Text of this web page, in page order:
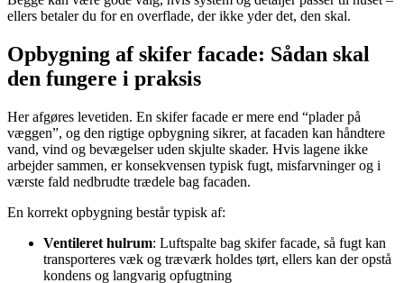
ellers betaler du for en overflade, der ikke yder det, den skal.
Opbygning af skifer facade: Sådan skal
den fungere i praksis
Her afgøres levetiden. En skifer facade er mere end “plader på
væggen”, og den rigtige opbygning sikrer, at facaden kan håndtere
vand, vind og bevægelser uden skjulte skader. Hvis lagene ikke
arbejder sammen, er konsekvensen typisk fugt, misfarvninger og i
værste fald nedbrudte trædele bag facaden.
En korrekt opbygning består typisk af:
Ventileret hulrum: Luftspalte bag skifer facade, så fugt kan
transporteres væk og træværk holdes tørt, ellers kan der opstå
kondens og langvarig opfugtning